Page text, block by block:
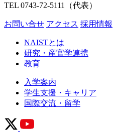
TEL 0743-72-5111（代表）
お問い合せ アクセス 採用情報
NAISTとは
研究・産官学連携
教育
入学案内
学生支援・キャリア
国際交流・留学